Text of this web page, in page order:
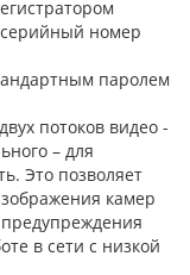
серийный номер
паролем
потоков видео -
– для
Это позволяет
камер
в сети с низкой